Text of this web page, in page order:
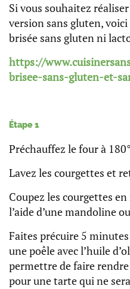
Si vous souhaitez
version sans gluten,
brisée sans gluten ni
https://
brisee-sans-gluten-et-
Étape 1
Préchauffez le four à
Lavez les courgettes et
Coupez les courgettes
l’aide d’une mandoline
Faites précuire 5
une poêle avec l’huile
permettre de faire rendre
pour une tarte qui ne